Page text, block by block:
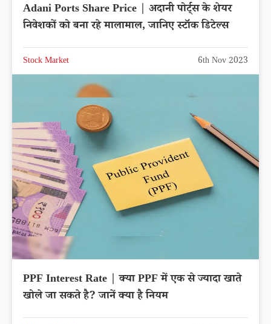
Adani Ports Share Price | अदानी पोर्ट्स के शेयर
निवेशकों को बना रहे मालामाल, जानिए स्टॉक डिटेल्स
Stock Market 6th Nov 2023
PPF Interest Rate | क्या PPF में एक से ज्यादा खाते
खोले जा सकते है? जानें क्या है नियम